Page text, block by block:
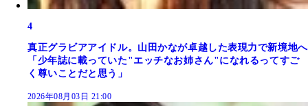
4
真正グラビアアイドル。山田かなが卓越した表現力で新境地へ
「少年誌に載っていた"エッチなお姉さん"になれるってすご
く尊いことだと思う」
2026年08月03日 21:00